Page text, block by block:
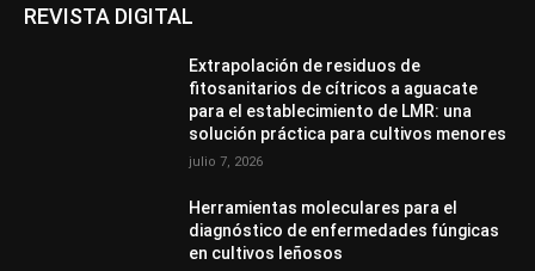
REVISTA DIGITAL
Extrapolación de residuos de
fitosanitarios de cítricos a aguacate
para el establecimiento de LMR: una
solución práctica para cultivos menores
julio 7, 2026
Herramientas moleculares para el
diagnóstico de enfermedades fúngicas
en cultivos leñosos